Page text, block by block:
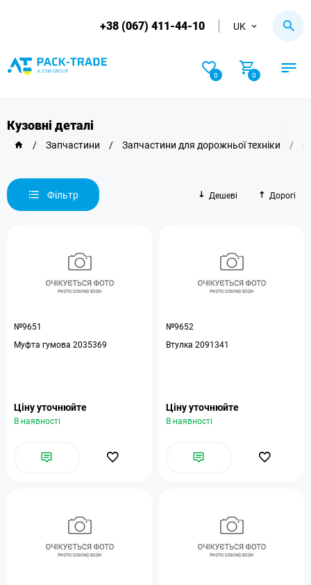
+38 (067) 411-44-10 UK
0 0
Кузовні деталі
/ Запчастини / Запчастини для дорожньої техніки /
Фільтр Дешеві Дорогі
№9651
Муфта гумова 2035369
Ціну уточнюйте
В наявності
№9652
Втулка 2091341
Ціну уточнюйте
В наявності